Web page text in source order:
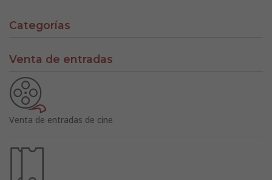
Categorías
Venta de entradas
Venta de entradas de cine